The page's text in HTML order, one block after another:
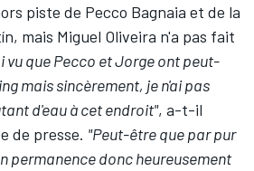
piste de Pecco Bagnaia et de la
, mais Miguel Oliveira n'a pas fait
vu que Pecco et Jorge ont peut-
mais sincèrement, je n'ai pas
d'eau à cet endroit", a-t-il
de presse. "Peut-être que par pur
permanence donc heureusement